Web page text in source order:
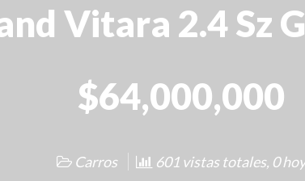
Vitara 2.4 Sz
$64,000,000
Carros 601 vistas totales, 0 hoy